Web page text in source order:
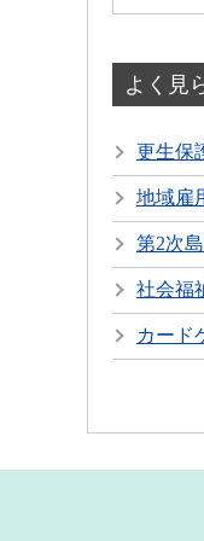
よく見
更生保
地域雇
第2次
社会福
カード